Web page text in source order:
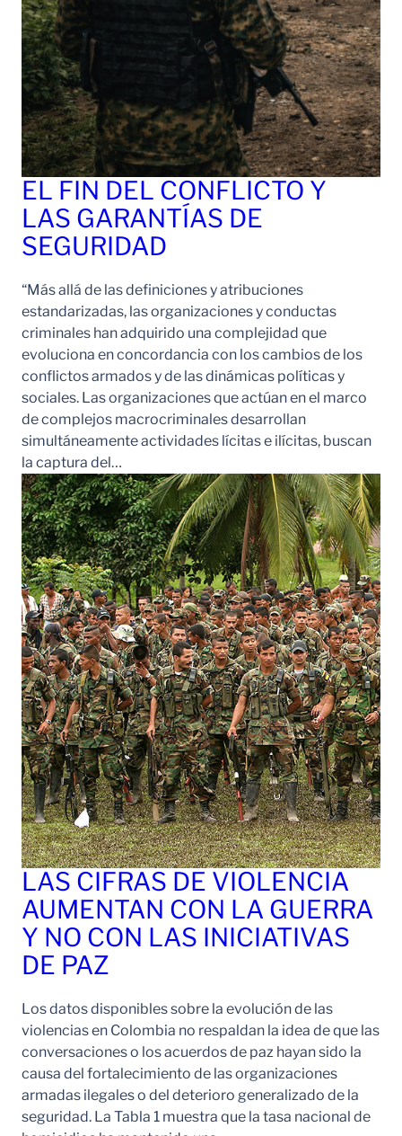
EL FIN DEL CONFLICTO Y
LAS GARANTÍAS DE
SEGURIDAD
“Más allá de las definiciones y atribuciones
estandarizadas, las organizaciones y conductas
criminales han adquirido una complejidad que
evoluciona en concordancia con los cambios de los
conflictos armados y de las dinámicas políticas y
sociales. Las organizaciones que actúan en el marco
de complejos macrocriminales desarrollan
simultáneamente actividades lícitas e ilícitas, buscan
la captura del…
LAS CIFRAS DE VIOLENCIA
AUMENTAN CON LA GUERRA
Y NO CON LAS INICIATIVAS
DE PAZ
Los datos disponibles sobre la evolución de las
violencias en Colombia no respaldan la idea de que las
conversaciones o los acuerdos de paz hayan sido la
causa del fortalecimiento de las organizaciones
armadas ilegales o del deterioro generalizado de la
seguridad. La Tabla 1 muestra que la tasa nacional de